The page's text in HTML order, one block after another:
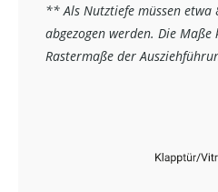
** Als Nutztiefe müssen etwa
abgezogen werden. Die
Rastermaße der